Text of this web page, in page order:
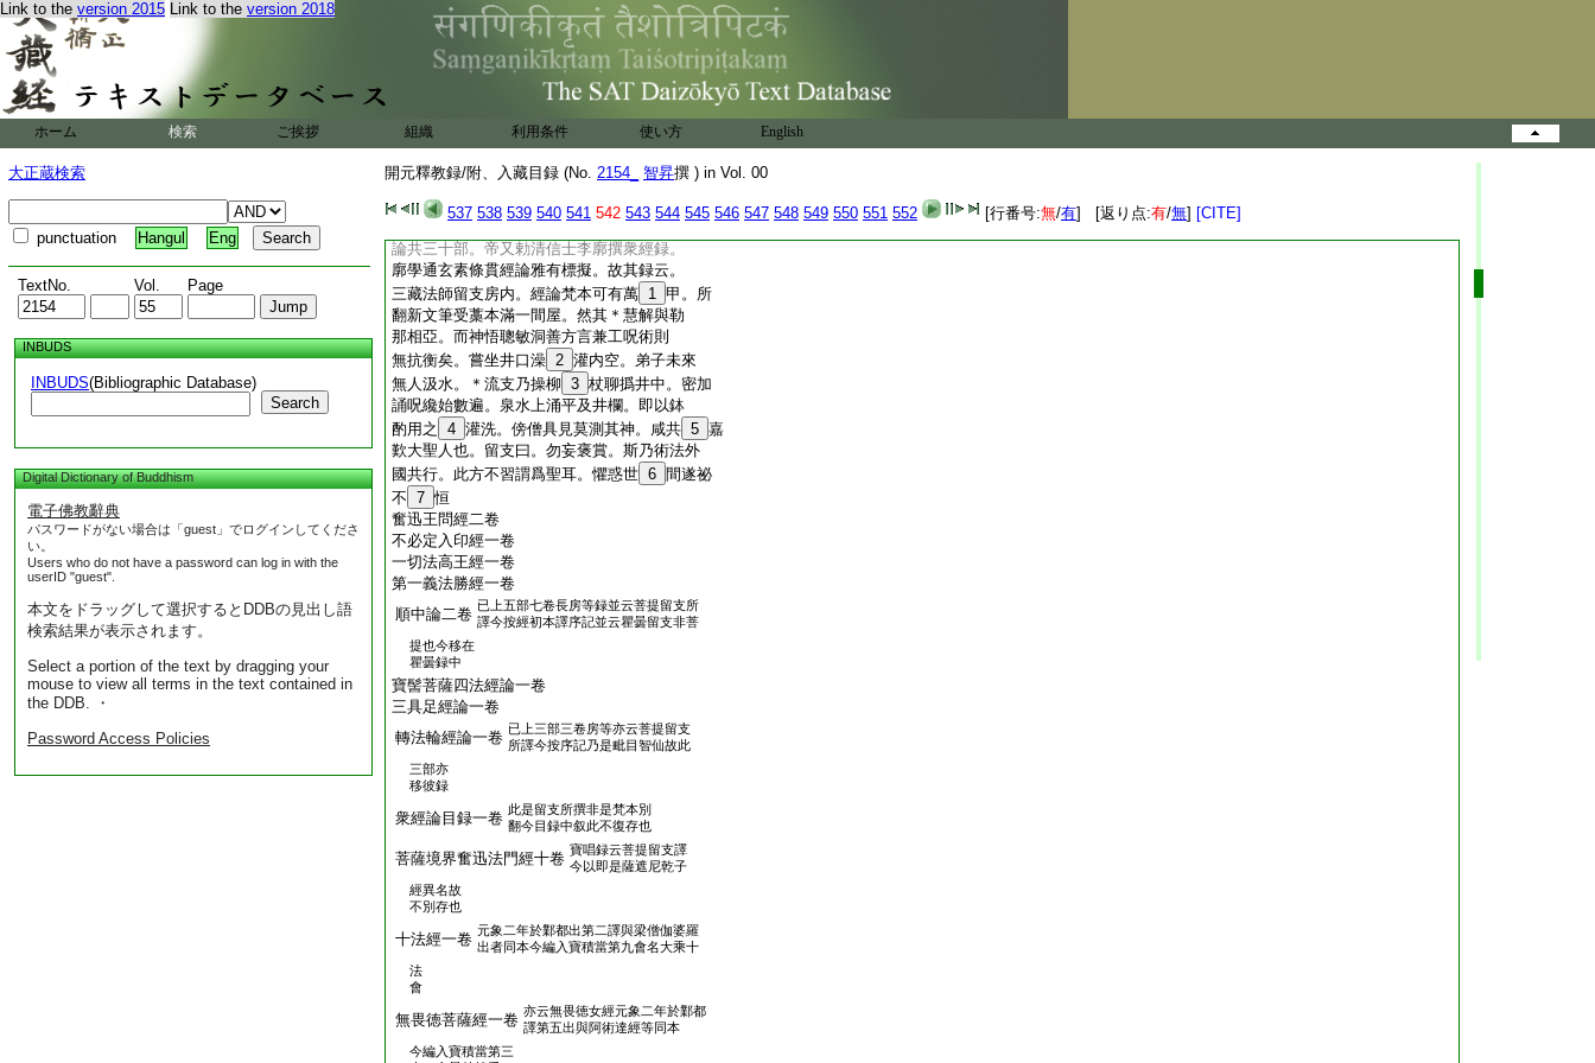
Link to the version 2015 Link to the version 2018
ホーム 検索 ご挨拶 組織 利用条件 使い方 English
大正蔵検索
punctuation Hangul Eng
TextNo. Vol. Page
INBUDS
INBUDS(Bibliographic Database)
Search
Digital Dictionary of Buddhism
電子佛教辭典
パスワードがない場合は「guest」でログインしてくださ
い。
Users who do not have a password can log in with the
userID "guest".
本文をドラッグして選択するとDDBの見出し語
検索結果が表示されます。
Select a portion of the text by dragging your
mouse to view all terms in the text contained in
the DDB. ・
Password Access Policies
開元釋教録/附、入藏目録 (No. 2154_ 智昇撰 ) in Vol. 00
537 538 539 540 541 542 543 544 545 546 547 548 549 550 551 552 [行番号:無/有] [返り点:有/無] [CITE]
而死。其焔相續經餘三月。入地刹柱乃至周
年猶有煙氣。其年五月有人從東莱郡至云。
見浮圖在於海中光明儼然。同覩非一。俄而
雲霧亂起失其所在。至七月平陽王爲侍中
椿所挾西奔長安。至十月而洛京遷
于漳鄴。先時留支奉勅創翻十地經論。厥初
命章宣武皇帝親自筆受。然後方付沙門僧
辯等訖盡論文。佛法隆盛英俊蔚然。相從傳
授孜孜如也。三藏留支從洛陽宣武帝永平
元年戊子。至鄴都孝靖帝天平二年乙卯。將
論共三十部。帝又勅清信士李廓撰衆經録。
廓學通玄素條貫經論雅有標擬。故其録云。
三藏法師留支房内。經論梵本可有萬 1 甲。所
翻新文筆受藁本滿一間屋。然其＊慧解與勒
那相亞。而神悟聰敏洞善方言兼工呪術則
無抗衡矣。嘗坐井口澡 2 灌内空。弟子未來
無人汲水。＊流支乃操柳 3 杖聊撝井中。密加
誦呪纔始數遍。泉水上涌平及井欄。即以鉢
酌用之
4 灌洗。傍僧具見莫測其神。咸共 5 嘉
歎大聖人也。留支曰。勿妄褒賞。斯乃術法外
國共行。此方不習謂爲聖耳。懼惑世 6 間遂祕
不 7 恒
奮迅王問經二卷
不必定入印經一卷
一切法高王經一卷
第一義法勝經一卷
順中論二卷 已上五部七卷長房等録並云菩提留支所
譯今按經初本譯序記並云瞿曇留支非菩
提也今移在
瞿曇録中
寶髻菩薩四法經論一卷
三具足經論一卷
轉法輪經論一卷 已上三部三卷房等亦云菩提留支
所譯今按序記乃是毗目智仙故此
三部亦
移彼録
衆經論目録一卷 此是留支所撰非是梵本別
翻今目録中叙此不復存也
菩薩境界奮迅法門經十卷 寶唱録云菩提留支譯
今以即是薩遮尼乾子
經異名故
不別存也
十法經一卷 元象二年於鄴都出第二譯與梁僧伽婆羅
出者同本今編入寶積當第九會名大乘十
法
會
無畏徳菩薩經一卷 亦云無畏徳女經元象二年於鄴都
譯第五出與阿術達經等同本
今編入寶積當第三